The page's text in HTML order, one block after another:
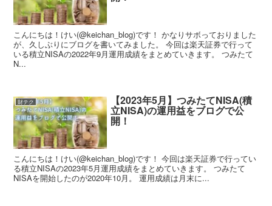
こんにちは！けい(@keichan_blog)です！ かなりサボっておりました
が、久しぶりにブログを書いてみました。 今回は楽天証券で行って
いる積立NISAの2022年9月運用成績をまとめていきます。 つみたて
N...
財テク 【2023年5月】つみたてNISA(積
立NISA)の運用益をブログで公
開！
こんにちは！けい(@keichan_blog)です！ 今回は楽天証券で行ってい
る積立NISAの2023年5月運用成績をまとめていきます。 つみたて
NISAを開始したのが2020年10月。 運用成績は月末に...